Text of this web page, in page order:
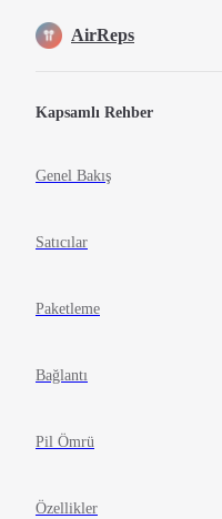
Skip to content
AirReps
Kapsamlı Rehber
Genel Bakış
Satıcılar
Paketleme
Bağlantı
Pil Ömrü
Özellikler